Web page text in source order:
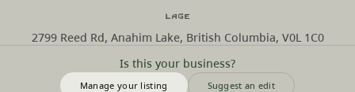
Is this your business?
Manage your listing Suggest an edit
Lage
2799 Reed Rd, Anahim Lake, British Columbia, V0L 1C0